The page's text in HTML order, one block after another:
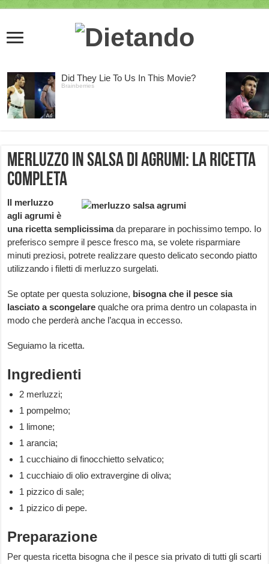
Merluzzo in salsa di agrumi: la ricetta
completa
Il merluzzo
agli agrumi è
una ricetta semplicissimada preparare in pochissimo tempo. Io
preferisco sempre il pesce fresco ma, se volete risparmiare
minuti preziosi, potrete realizzare questo delicato secondo piatto
utilizzando i filetti di merluzzo surgelati.
Se optate per questa soluzione, bisogna che il pesce sia
lasciato a scongelare qualche ora prima dentro un colapasta in
modo che perderà anche l’acqua in eccesso.
Seguiamo la ricetta.
Ingredienti
2 merluzzi;
1 pompelmo;
1 limone;
1 arancia;
1 cucchiaino di finocchietto selvatico;
1 cucchiaio di olio extravergine di oliva;
1 pizzico di sale;
1 pizzico di pepe.
Preparazione
Per questa ricetta bisogna che il pesce sia privato di tutti gli scarti